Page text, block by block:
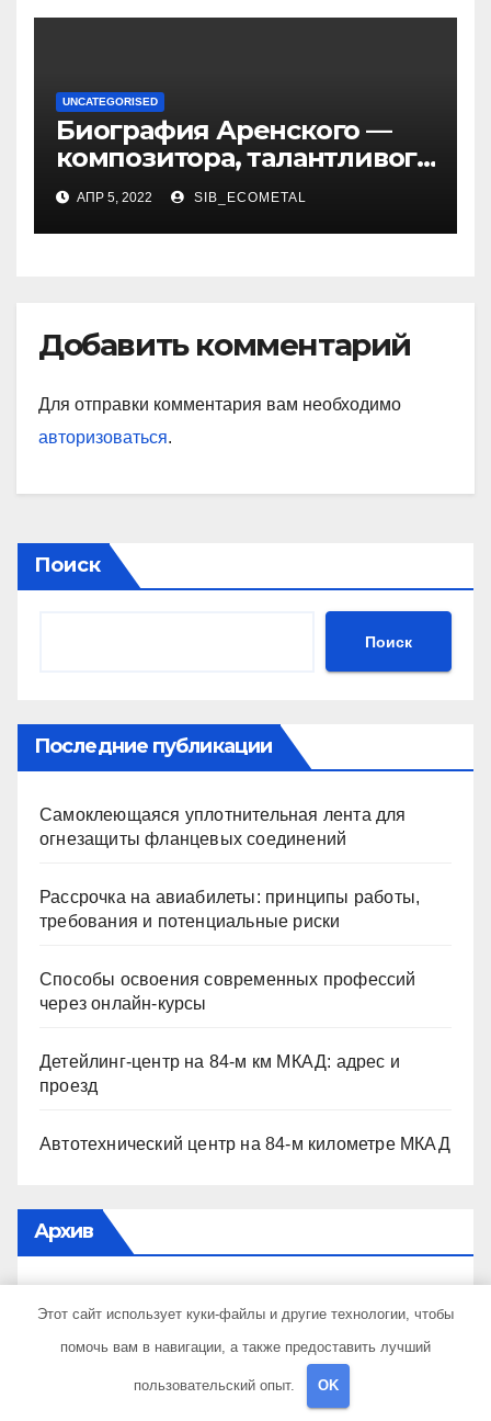
UNCATEGORISED
Биография Аренского —
композитора, талантливого
музыканта и педагога
АПР 5, 2022 SIB_ECOMETAL
Добавить комментарий
Для отправки комментария вам необходимо
авторизоваться.
Поиск
Поиск
Последние публикации
Самоклеющаяся уплотнительная лента для
огнезащиты фланцевых соединений
Рассрочка на авиабилеты: принципы работы,
требования и потенциальные риски
Способы освоения современных профессий
через онлайн-курсы
Детейлинг-центр на 84-м км МКАД: адрес и
проезд
Автотехнический центр на 84-м километре МКАД
Архив
Июнь 2026
Этот сайт использует куки-файлы и другие технологии, чтобы
помочь вам в навигации, а также предоставить лучший
пользовательский опыт. OK